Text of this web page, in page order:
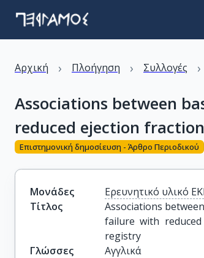
Αρχική › Πλοήγηση › Συλλογές ›
Associations between
reduced ejection
Επιστημονική δημοσίευση - Άρθρο Περιοδικού
Μονάδες
Ερευνητικό υλικό
Τίτλος
Associations
failure with
registry
Γλώσσες
Αγγλικά